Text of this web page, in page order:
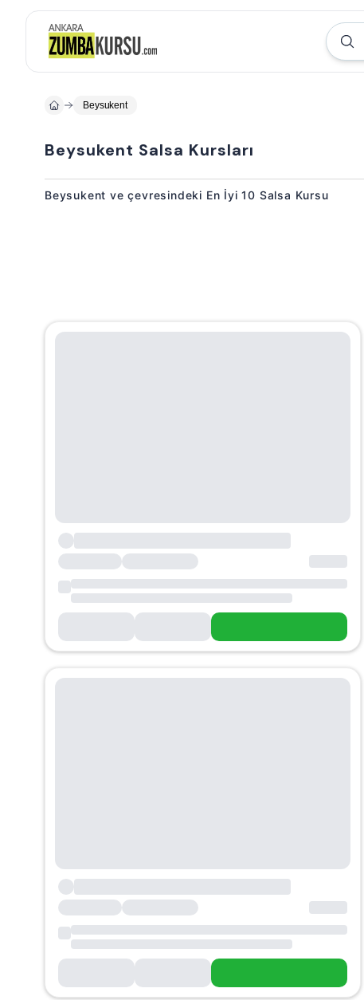
Beysukent
Beysukent Salsa Kursları
Beysukent ve çevresindeki En İyi 10 Salsa Kursu